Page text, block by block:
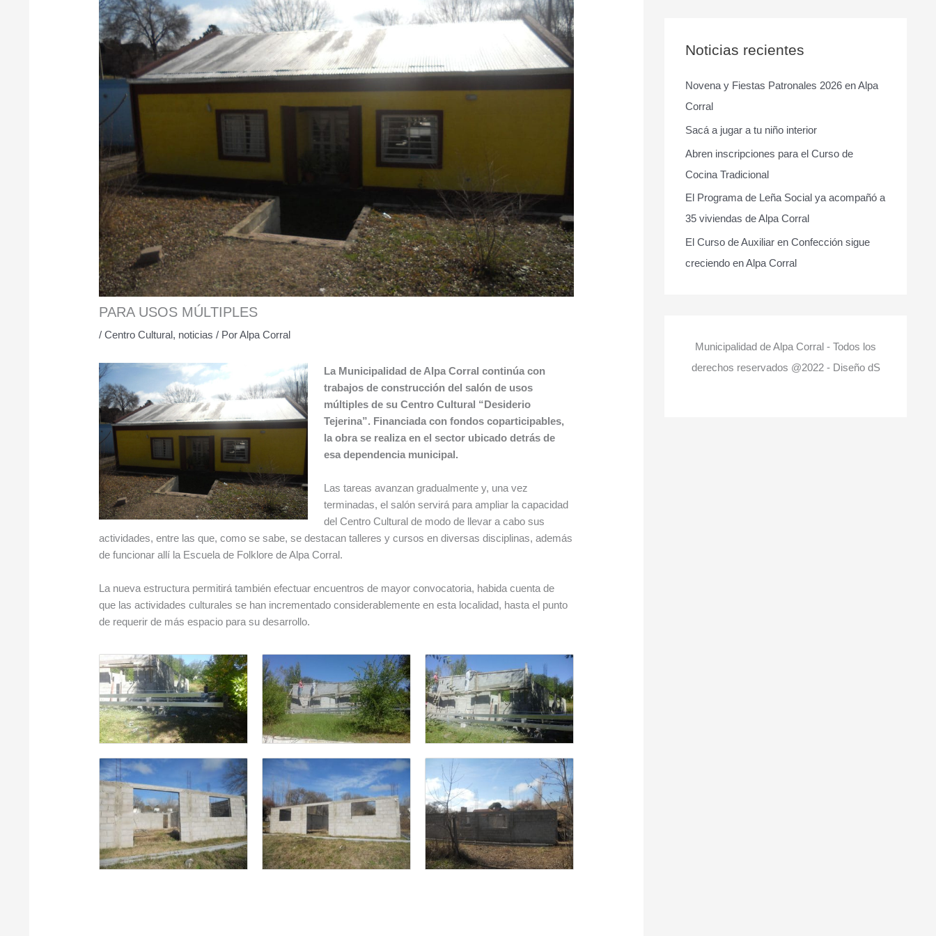
PARA USOS MÚLTIPLES
/Centro Cultural, noticias / PorAlpa Corral
La Municipalidad de Alpa Corral continúa con
trabajos de construcción del salón de usos
múltiples de su Centro Cultural “Desiderio
Tejerina”. Financiada con fondos coparticipables,
la obra se realiza en el sector ubicado detrás de
esa dependencia municipal.
Las tareas avanzan gradualmente y, una vez
terminadas, el salón servirá para ampliar la capacidad
del Centro Cultural de modo de llevar a cabo sus
actividades, entre las que, como se sabe, se destacan talleres y cursos en diversas disciplinas, además
de funcionar allí la Escuela de Folklore de Alpa Corral.
La nueva estructura permitirá también efectuar encuentros de mayor convocatoria, habida cuenta de
que las actividades culturales se han incrementado considerablemente en esta localidad, hasta el punto
de requerir de más espacio para su desarrollo.
a
p
o
r
:
Noticias recientes
Novena y Fiestas Patronales 2026 en Alpa
Corral
Sacá a jugar a tu niño interior
Abren inscripciones para el Curso de
Cocina Tradicional
El Programa de Leña Social ya acompañó a
35 viviendas de Alpa Corral
El Curso de Auxiliar en Confección sigue
creciendo en Alpa Corral
Municipalidad de Alpa Corral - Todos los
derechos reservados @2022 - Diseño dS